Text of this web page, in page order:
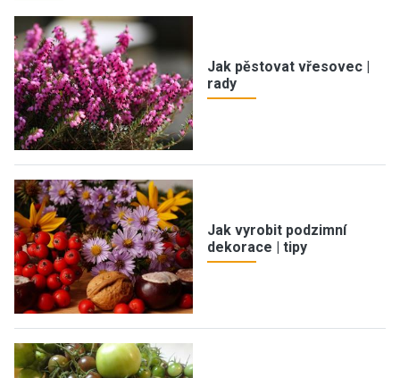
Jak pěstovat vřesovec |
rady
Jak vyrobit podzimní
dekorace | tipy